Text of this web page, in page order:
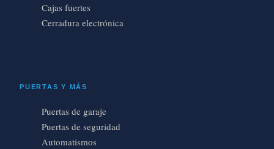
Cajas fuertes
Cerradura electrónica
PUERTAS Y MÁS
Puertas de garaje
Puertas de seguridad
Automatismos